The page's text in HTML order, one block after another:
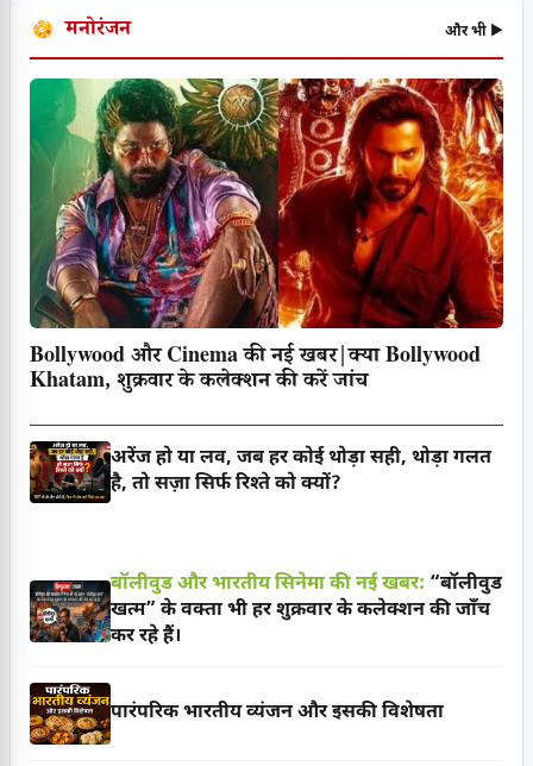
मनोरंजन और भी ▶
Bollywood और Cinema की नई खबर|क्या Bollywood
Khatam, शुक्रवार के कलेक्शन की करें जांच
अरेंज हो या लव, जब हर कोई थोड़ा सही, थोड़ा गलत
है, तो सज़ा सिर्फ रिश्ते को क्यों?
बॉलीवुड और भारतीय सिनेमा की नई खबर: “बॉलीवुड
खत्म” के वक्ता भी हर शुक्रवार के कलेक्शन की जाँच
कर रहे हैं।
पारंपरिक भारतीय व्यंजन और इसकी विशेषता